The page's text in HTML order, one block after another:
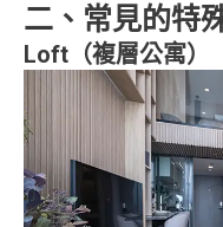
二、常見的特
Loft （複層公寓）